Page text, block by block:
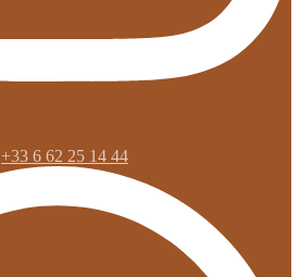
+33 6 62 25 14 44